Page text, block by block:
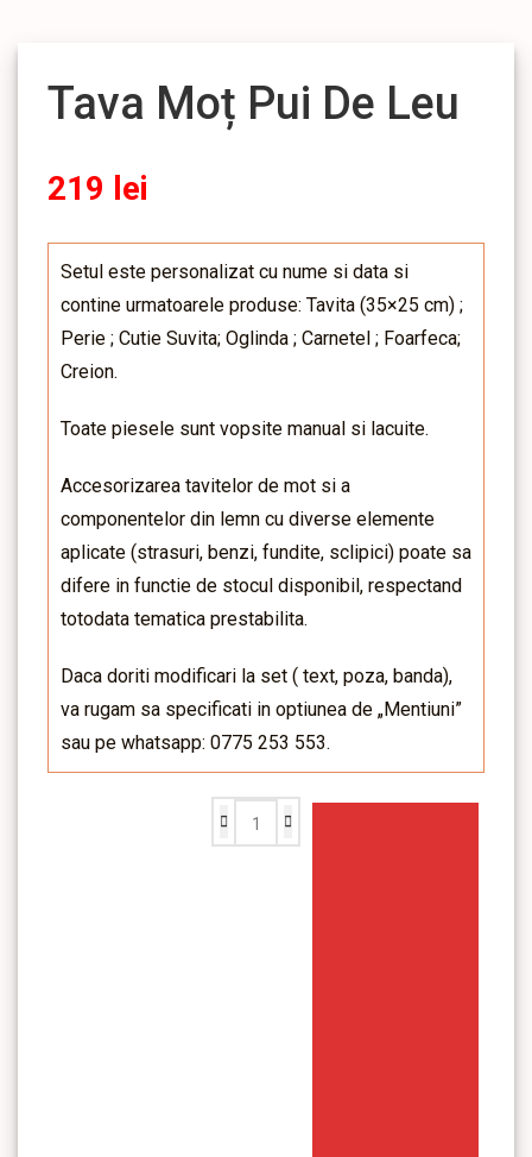
Tava Moț Pui De Leu
219 lei
Setul este personalizat cu nume si data si
contine urmatoarele produse: Tavita (35×25 cm) ;
Perie ; Cutie Suvita; Oglinda ; Carnetel ; Foarfeca;
Creion.
Toate piesele sunt vopsite manual si lacuite.
Accesorizarea tavitelor de mot si a
componentelor din lemn cu diverse elemente
aplicate (strasuri, benzi, fundite, sclipici) poate sa
difere in functie de stocul disponibil, respectand
totodata tematica prestabilita.
Daca doriti modificari la set ( text, poza, banda),
va rugam sa specificati in optiunea de „Mentiuni”
sau pe whatsapp: 0775 253 553.